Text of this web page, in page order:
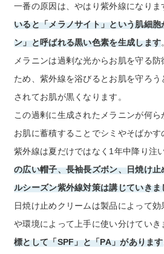
一番の原因は、やはり紫外線になりま
いると「メラノサイト」という肌細胞
ン」と呼ばれる黒い色素を生成します
メラニンは過剰な光からお肌を守る
ため、紫外線を浴びるとお肌を守ろ
されてお肌が黒くなります。
この過剰に生成されたメラニンが何ら
お肌に蓄積することでシミやそばかす
紫外線は夏だけではなく1年中降り注
の広い帽子、長袖長ズボン、日焼け
ルシーズン紫外線対策は講じていきま
日焼け止めクリームは製品によって
や環境によって上手に使い分けていき
標として「SPF」と「PA」があります